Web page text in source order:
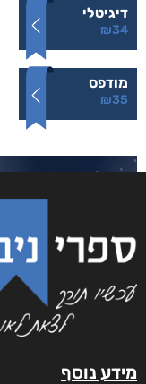
דיגיטלי
₪34
מודפס
₪35
מידע נוסף